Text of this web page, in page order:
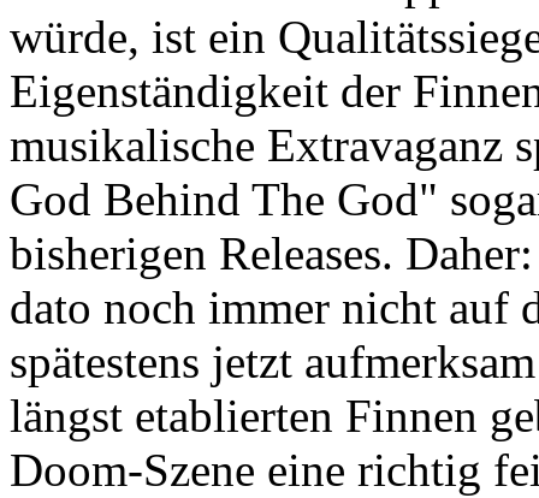
würde, ist ein
Eigenständigkeit der
musikalische Extravaganz
God Behind The God"
bisherigen Releases.
dato noch immer nicht auf
spätestens jetzt
längst etablierten Finnen
Doom-Szene eine richtig